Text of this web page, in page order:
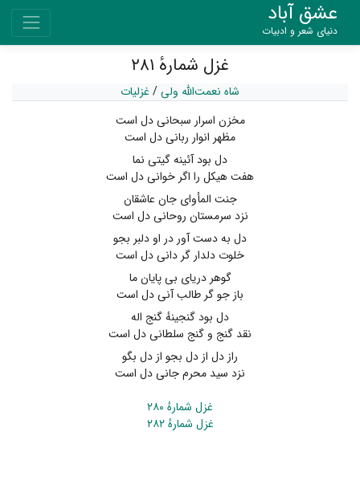
عشق آباد
دنیای شعر و ادبیات
غزل شمارهٔ ۲۸۱
شاه نعمت‌الله ولی/ غزلیات
مخزن اسرار سبحانی دل است
مظهر انوار ربانی دل است
دل بود آئینه گیتی نما
هفت هیکل را اگر خوانی دل است
جنت المأوای جان عاشقان
نزد سرمستان روحانی دل است
دل به دست آور در او دلبر بجو
خلوت دلدار گر دانی دل است
گوهر دریای بی پایان ما
باز جو گر طالب آنی دل است
دل بود گنجینهٔ گنج اله
نقد گنج و گنج سلطانی دل است
راز دل از دل بجو از دل بگو
نزد سید محرم جانی دل است
غزل شمارهٔ ۲۸۰
غزل شمارهٔ ۲۸۲